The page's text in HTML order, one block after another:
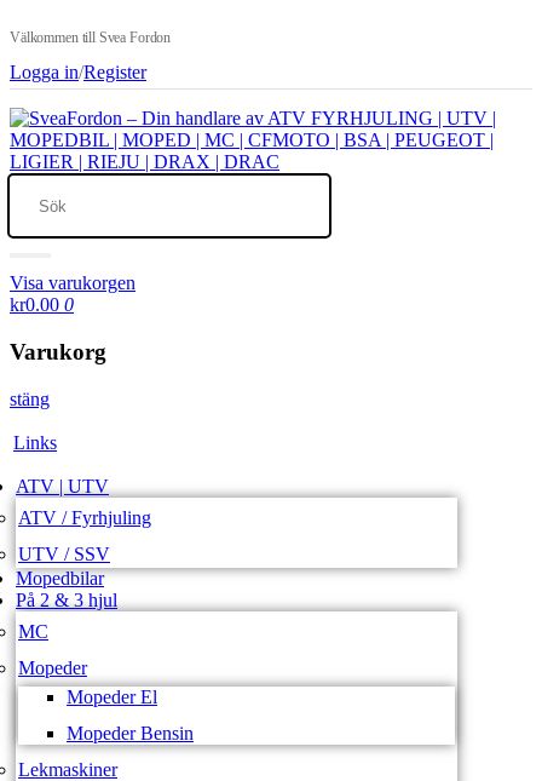
Välkommen till Svea Fordon
Logga in/Register
Visa varukorgen
kr0.00 0
Varukorg
stäng
Links
ATV | UTV
ATV / Fyrhjuling
UTV / SSV
Mopedbilar
På 2 & 3 hjul
MC
Mopeder
Mopeder El
Mopeder Bensin
Lekmaskiner